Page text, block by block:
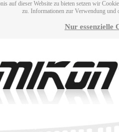
auf dieser Website zu bieten setzen wir
zu. Informationen zur Verwendung und
Nur essenzielle